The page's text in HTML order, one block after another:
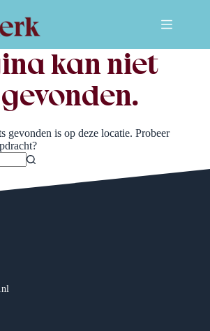
kan niet
gevonden is op deze locatie. Probeer